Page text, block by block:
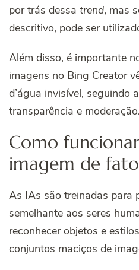
por trás dessa trend, mas
descritivo, pode ser
Além disso, é importante
imagens no Bing Creator
d’água invisível, seguindo
transparência e moderação.
Como
imagem de
As IAs são treinadas para
semelhante aos seres
reconhecer objetos e
conjuntos maciços de